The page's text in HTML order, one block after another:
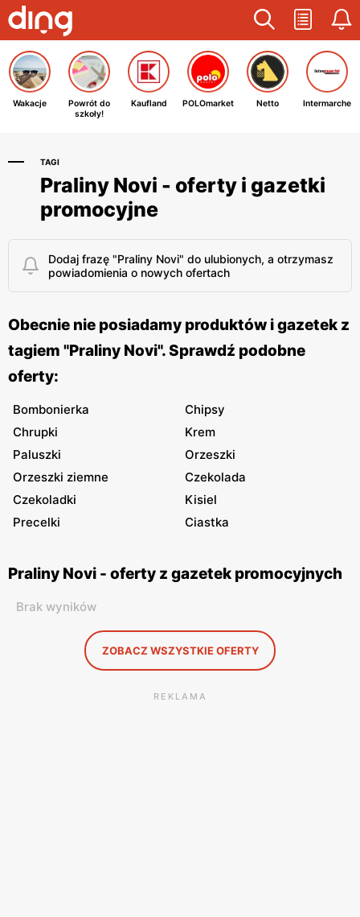
Wakacje
Powrót do
szkoły!
Kaufland POLOmarket Netto Intermarche
TAGI
Praliny Novi - oferty i gazetki
promocyjne
Dodaj frazę "Praliny Novi" do ulubionych, a otrzymasz
powiadomienia o nowych ofertach
Obecnie nie posiadamy produktów i gazetek z
tagiem "Praliny Novi". Sprawdź podobne
oferty:
Bombonierka
Chipsy
Chrupki
Krem
Paluszki
Orzeszki
Orzeszki ziemne
Czekolada
Czekoladki
Kisiel
Precelki
Ciastka
Praliny Novi - oferty z gazetek promocyjnych
Brak wyników
ZOBACZ WSZYSTKIE OFERTY
REKLAMA